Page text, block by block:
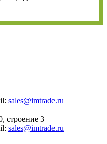
sales@imtrade.ru
строение 3
sales@imtrade.ru